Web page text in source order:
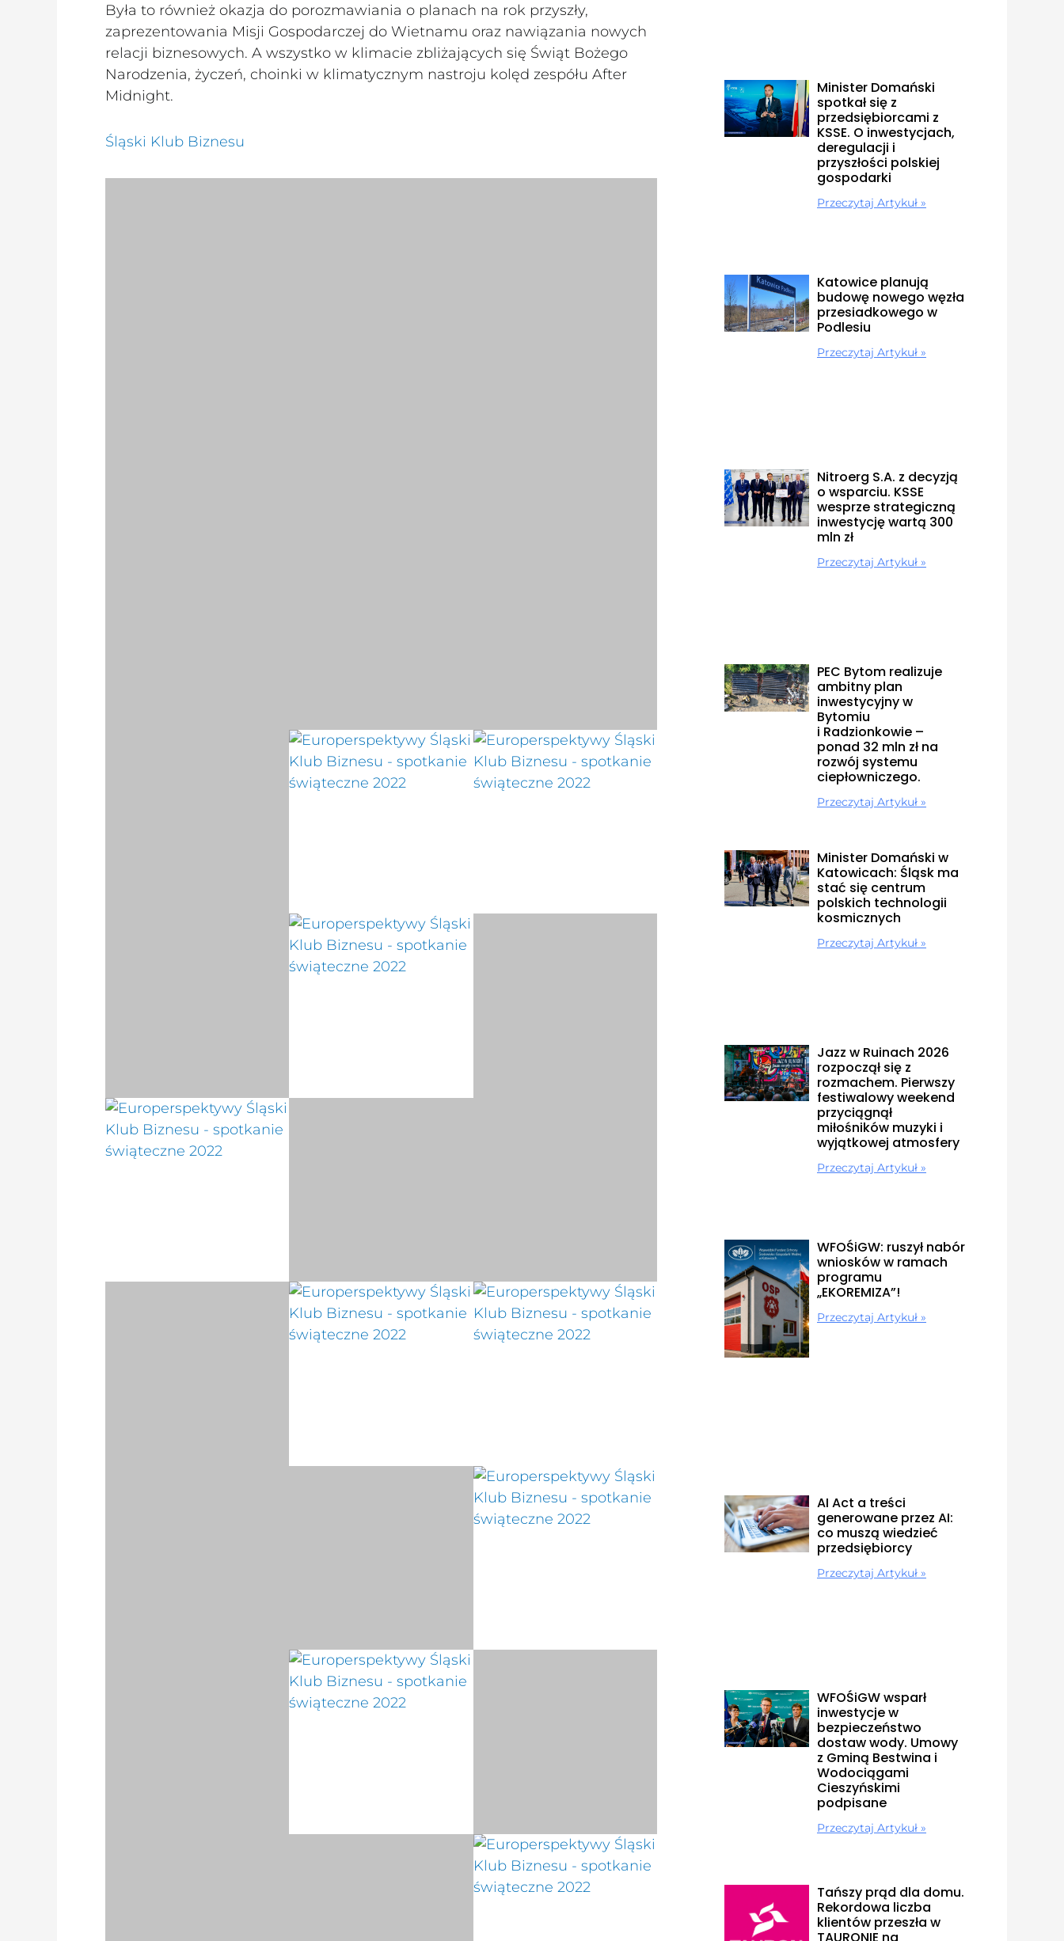
Była to również okazja do porozmawiania o planach na rok przyszły,
zaprezentowania Misji Gospodarczej do Wietnamu oraz nawiązania nowych
relacji biznesowych. A wszystko w klimacie zbliżających się Świąt Bożego
Narodzenia, życzeń, choinki w klimatycznym nastroju kolęd zespółu After
Midnight.
Śląski Klub Biznesu
Minister Domański
spotkał się z
przedsiębiorcami z
KSSE. O inwestycjach,
deregulacji i
przyszłości polskiej
gospodarki
Przeczytaj Artykuł »
Katowice planują
budowę nowego węzła
przesiadkowego w
Podlesiu
Przeczytaj Artykuł »
Nitroerg S.A. z decyzją
o wsparciu. KSSE
wesprze strategiczną
inwestycję wartą 300
mln zł
Przeczytaj Artykuł »
PEC Bytom realizuje
ambitny plan
inwestycyjny w
Bytomiu
i Radzionkowie –
ponad 32 mln zł na
rozwój systemu
ciepłowniczego.
Przeczytaj Artykuł »
Minister Domański w
Katowicach: Śląsk ma
stać się centrum
polskich technologii
kosmicznych
Przeczytaj Artykuł »
Jazz w Ruinach 2026
rozpoczął się z
rozmachem. Pierwszy
festiwalowy weekend
przyciągnął
miłośników muzyki i
wyjątkowej atmosfery
Przeczytaj Artykuł »
WFOŚiGW: ruszył nabór
wniosków w ramach
programu
„EKOREMIZA”!
Przeczytaj Artykuł »
AI Act a treści
generowane przez AI:
co muszą wiedzieć
przedsiębiorcy
Przeczytaj Artykuł »
WFOŚiGW wsparł
inwestycje w
bezpieczeństwo
dostaw wody. Umowy
z Gminą Bestwina i
Wodociągami
Cieszyńskimi
podpisane
Przeczytaj Artykuł »
Tańszy prąd dla domu.
Rekordowa liczba
klientów przeszła w